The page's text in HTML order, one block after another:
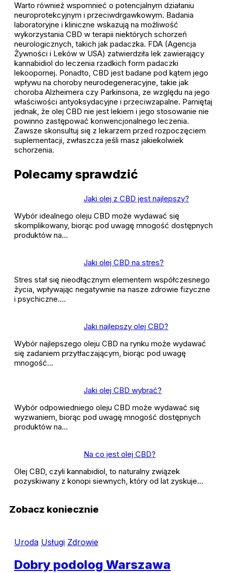
Warto również wspomnieć o potencjalnym działaniu
neuroprotekcyjnym i przeciwdrgawkowym. Badania
laboratoryjne i kliniczne wskazują na możliwość
wykorzystania CBD w terapii niektórych schorzeń
neurologicznych, takich jak padaczka. FDA (Agencja
Żywności i Leków w USA) zatwierdziła lek zawierający
kannabidiol do leczenia rzadkich form padaczki
lekoopornej. Ponadto, CBD jest badane pod kątem jego
wpływu na choroby neurodegeneracyjne, takie jak
choroba Alzheimera czy Parkinsona, ze względu na jego
właściwości antyoksydacyjne i przeciwzapalne. Pamiętaj
jednak, że olej CBD nie jest lekiem i jego stosowanie nie
powinno zastępować konwencjonalnego leczenia.
Zawsze skonsultuj się z lekarzem przed rozpoczęciem
suplementacji, zwłaszcza jeśli masz jakiekolwiek
schorzenia.
Polecamy sprawdzić
Jaki olej z CBD jest najlepszy?
Wybór idealnego oleju CBD może wydawać się
skomplikowany, biorąc pod uwagę mnogość dostępnych
produktów na…
Jaki olej CBD na stres?
Stres stał się nieodłącznym elementem współczesnego
życia, wpływając negatywnie na nasze zdrowie fizyczne
i psychiczne.…
Jaki najlepszy olej CBD?
Wybór najlepszego oleju CBD na rynku może wydawać
się zadaniem przytłaczającym, biorąc pod uwagę
mnogość…
Jaki olej CBD wybrać?
Wybór odpowiedniego oleju CBD może wydawać się
wyzwaniem, biorąc pod uwagę mnogość dostępnych
produktów na…
Na co jest olej CBD?
Olej CBD, czyli kannabidiol, to naturalny związek
pozyskiwany z konopi siewnych, który od lat zyskuje…
Zobacz koniecznie
Uroda Usługi Zdrowie
Dobry podolog Warszawa